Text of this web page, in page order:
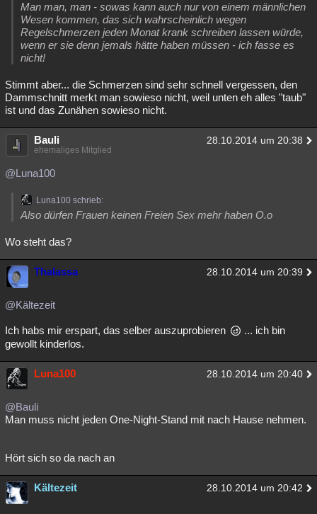
Man man, man - sowas kann auch nur von einem männlichen
Wesen kommen, das sich wahrscheinlich wegen
Regelschmerzen jeden Monat krank schreiben lassen würde,
wenn er sie denn jemals hätte haben müssen - ich fasse es
nicht!
Stimmt aber... die Schmerzen sind sehr schnell vergessen, den
Dammschnitt merkt man sowieso nicht, weil unten eh alles "taub"
ist und das Zunähen sowieso nicht.
Bauli 28.10.2014 um 20:38
ehemaliges Mitglied
@Luna100
Luna100 schrieb:
Also dürfen Frauen keinen Freien Sex mehr haben O.o
Wo steht das?
Thalassa 28.10.2014 um 20:39
@Kältezeit
Ich habs mir erspart, das selber auszuprobieren
... ich bin
gewollt kinderlos.
Luna100 28.10.2014 um 20:40
@Bauli
Man muss nicht jeden One-Night-Stand mit nach Hause nehmen.
Hört sich so da nach an
Kältezeit 28.10.2014 um 20:42